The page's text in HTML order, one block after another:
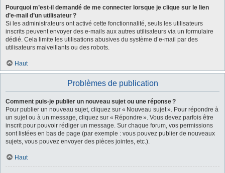
Pourquoi m’est-il demandé de me connecter lorsque je clique sur le lien
d’e-mail d’un utilisateur ?
Si les administrateurs ont activé cette fonctionnalité, seuls les utilisateurs
inscrits peuvent envoyer des e-mails aux autres utilisateurs via un formulaire
dédié. Cela limite les utilisations abusives du système d’e-mail par des
utilisateurs malveillants ou des robots.
Haut
Problèmes de publication
Comment puis-je publier un nouveau sujet ou une réponse ?
Pour publier un nouveau sujet, cliquez sur « Nouveau sujet ». Pour répondre à
un sujet ou à un message, cliquez sur « Répondre ». Vous devez parfois être
inscrit pour pouvoir rédiger un message. Sur chaque forum, vos permissions
sont listées en bas de page (par exemple : vous pouvez publier de nouveaux
sujets, vous pouvez envoyer des pièces jointes, etc.).
Haut